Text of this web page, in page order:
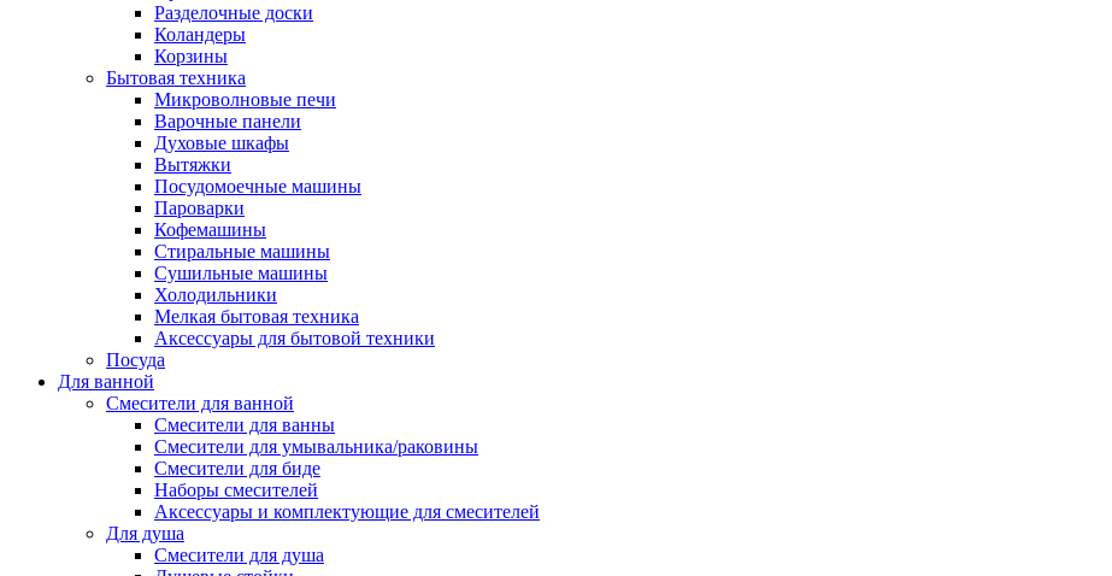
Разделочные доски
Коландеры
Корзины
Бытовая техника
Микроволновые печи
Варочные панели
Духовые шкафы
Вытяжки
Посудомоечные машины
Пароварки
Кофемашины
Стиральные машины
Сушильные машины
Холодильники
Мелкая бытовая техника
Аксессуары для бытовой техники
Посуда
Для ванной
Смесители для ванной
Смесители для ванны
Смесители для умывальника/раковины
Смесители для биде
Наборы смесителей
Аксессуары и комплектующие для смесителей
Для душа
Смесители для душа